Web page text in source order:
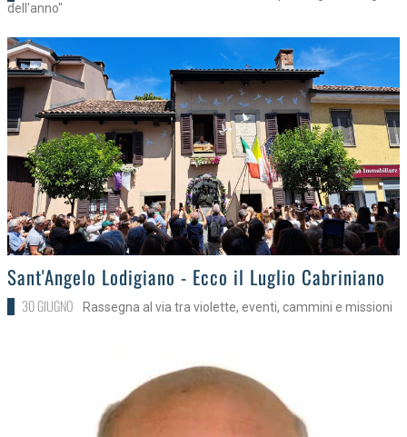
dell'anno"
>
Sant'Angelo Lodigiano - Ecco il Luglio Cabriniano
30 GIUGNO Rassegna al via tra violette, eventi, cammini e missioni